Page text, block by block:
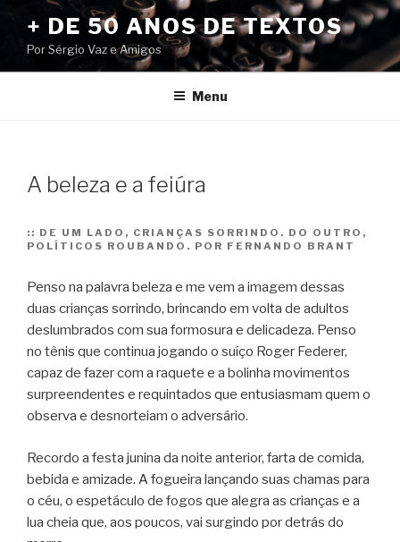
conteúdo
+ DE 50 ANOS DE TEXTOS
Por Sérgio Vaz e Amigos
Menu
A beleza e a feiúra
:: DE UM LADO, CRIANÇAS SORRINDO. DO OUTRO,
POLÍTICOS ROUBANDO. POR FERNANDO BRANT
Penso na palavra beleza e me vem a imagem dessas
duas crianças sorrindo, brincando em volta de adultos
deslumbrados com sua formosura e delicadeza. Penso
no tênis que continua jogando o suíço Roger Federer,
capaz de fazer com a raquete e a bolinha movimentos
surpreendentes e requintados que entusiasmam quem o
observa e desnorteiam o adversário.
Recordo a festa junina da noite anterior, farta de comida,
bebida e amizade. A fogueira lançando suas chamas para
o céu, o espetáculo de fogos que alegra as crianças e a
lua cheia que, aos poucos, vai surgindo por detrás do